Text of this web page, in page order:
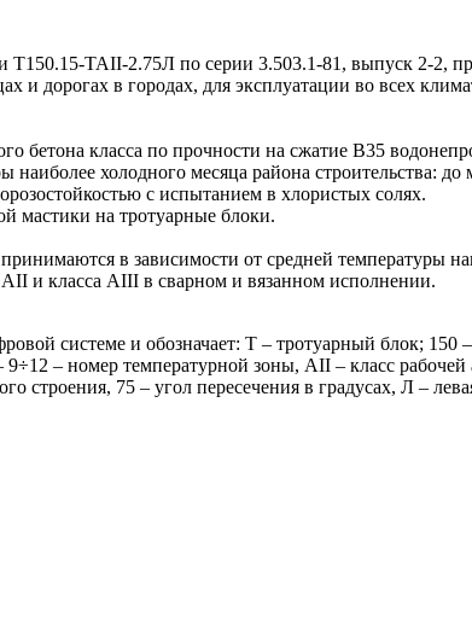
TAII-2.75Л по серии 3.503.1-81, выпуск 2-2,
и дорогах в городах, для эксплуатации во всех
бетона класса по прочности на сжатие B35
наиболее холодного месяца района строительства:
с испытанием в хлористых солях.
мастики на тротуарные блоки.
в зависимости от средней температуры
и класса АIII в сварном и вязанном исполнении.
системе и обозначает: Т – тротуарный блок; 150
– номер температурной зоны, AII – класс
строения, 75 – угол пересечения в градусах, Л –